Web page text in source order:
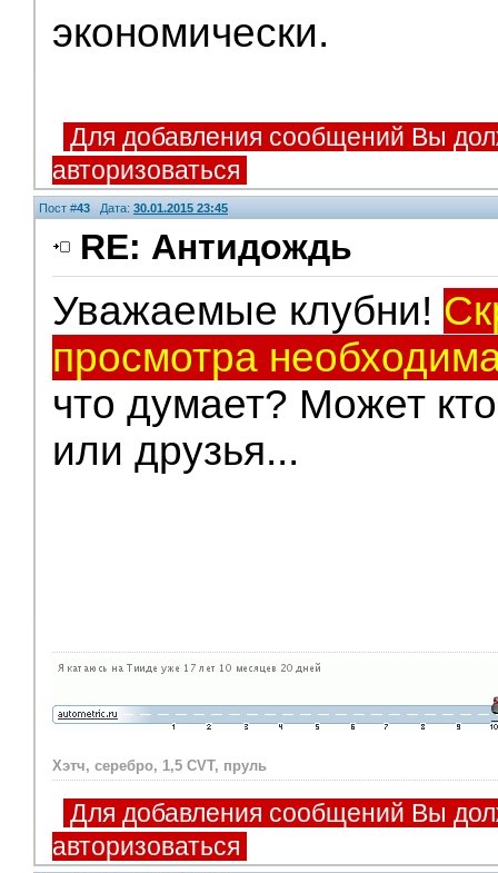
экономически.
Для добавления сообщений Вы
авторизоваться
Пост #43 Дата: 30.01.2015 23:45
RE: Антидождь
Уважаемые клубни!
просмотра
что думает? Может
или друзья...
V.I.P.
Хэтч, серебро, 1,5 CVT, пруль
Для добавления сообщений Вы
авторизоваться